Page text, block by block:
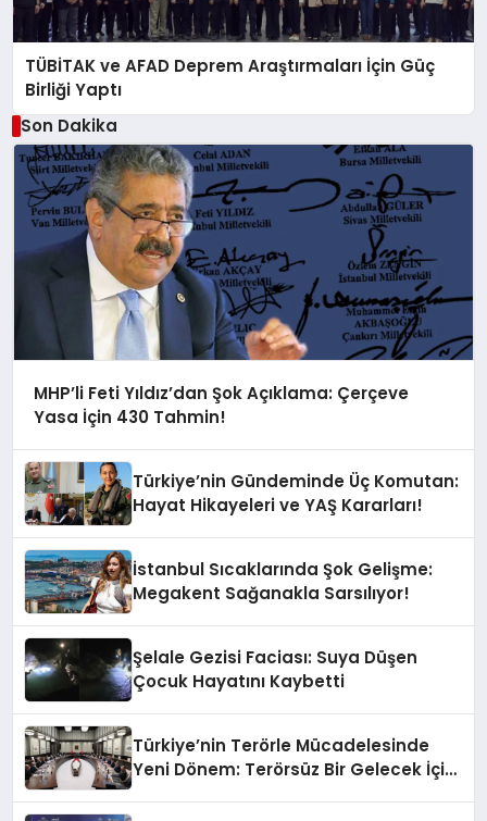
TÜBİTAK ve AFAD Deprem Araştırmaları İçin Güç
Birliği Yaptı
Son Dakika
MHP’li Feti Yıldız’dan Şok Açıklama: Çerçeve
Yasa İçin 430 Tahmin!
Türkiye’nin Gündeminde Üç Komutan:
Hayat Hikayeleri ve YAŞ Kararları!
İstanbul Sıcaklarında Şok Gelişme:
Megakent Sağanakla Sarsılıyor!
Şelale Gezisi Faciası: Suya Düşen
Çocuk Hayatını Kaybetti
Türkiye’nin Terörle Mücadelesinde
Yeni Dönem: Terörsüz Bir Gelecek İçin